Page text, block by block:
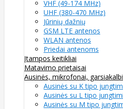
VHF (49-174 MHz)
UHF (380-470 MHz)
Jūrinių dažnių
GSM LTE antenos
WLAN antenos
Priedai antenoms
Įtampos keitikliai
Matavimo prietaisai
Ausinės, mikrofonai,
Ausinės su K tipo
Ausinės su L tipo jungtimi
Ausinės su M tipo